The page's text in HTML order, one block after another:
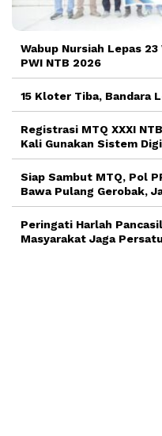
Wabup Nursiah Lepas
PWI NTB 2026
15 Kloter Tiba, Bandara
Registrasi MTQ XXXI
Kali Gunakan Sistem
Siap Sambut MTQ, Pol
Bawa Pulang Gerobak,
Peringati Harlah
Masyarakat Jaga